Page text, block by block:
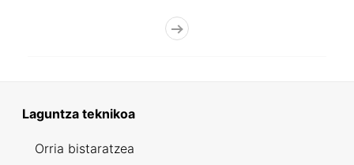
Laguntza teknikoa
Orria bistaratzea